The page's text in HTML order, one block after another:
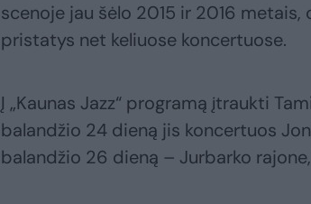
scenoje jau šėlo 2015 ir 2016
pristatys net keliuose koncertuose.
Į „Kaunas Jazz“ programą įtraukti
balandžio 24 dieną jis koncertuos
balandžio 26 dieną – Jurbarko